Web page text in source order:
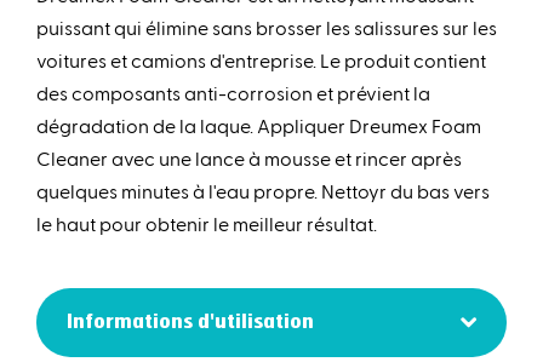
puissant qui élimine sans brosser les salissures sur les
voitures et camions d'entreprise. Le produit contient
des composants anti-corrosion et prévient la
dégradation de la laque. Appliquer Dreumex Foam
Cleaner avec une lance à mousse et rincer après
quelques minutes à l'eau propre. Nettoyr du bas vers
le haut pour obtenir le meilleur résultat.
Informations d'utilisation